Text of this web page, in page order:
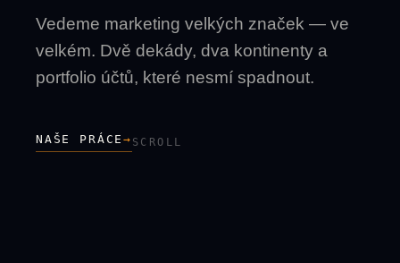
Vedeme marketing velkých značek — ve
velkém. Dvě dekády, dva kontinenty a
portfolio účtů, které nesmí spadnout.
NAŠE PRÁCE→ SCROLL